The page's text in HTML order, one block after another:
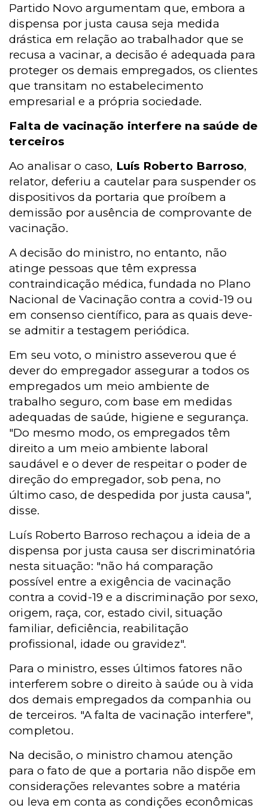
Partido Novo argumentam que, embora a
dispensa por justa causa seja medida
drástica em relação ao trabalhador que se
recusa a vacinar, a decisão é adequada para
proteger os demais empregados, os clientes
que transitam no estabelecimento
empresarial e a própria sociedade.
Falta de vacinação interfere na saúde de
terceiros
Ao analisar o caso, Luís Roberto Barroso,
relator, deferiu a cautelar para suspender os
dispositivos da portaria que proíbem a
demissão por ausência de comprovante de
vacinação.
A decisão do ministro, no entanto, não
atinge pessoas que têm expressa
contraindicação médica, fundada no Plano
Nacional de Vacinação contra a covid-19 ou
em consenso científico, para as quais deve-
se admitir a testagem periódica.
Em seu voto, o ministro asseverou que é
dever do empregador assegurar a todos os
empregados um meio ambiente de
trabalho seguro, com base em medidas
adequadas de saúde, higiene e segurança.
"Do mesmo modo, os empregados têm
direito a um meio ambiente laboral
saudável e o dever de respeitar o poder de
direção do empregador, sob pena, no
último caso, de despedida por justa causa",
disse.
Luís Roberto Barroso rechaçou a ideia de a
dispensa por justa causa ser discriminatória
nesta situação: "não há comparação
possível entre a exigência de vacinação
contra a covid-19 e a discriminação por sexo,
origem, raça, cor, estado civil, situação
familiar, deficiência, reabilitação
profissional, idade ou gravidez".
Para o ministro, esses últimos fatores não
interferem sobre o direito à saúde ou à vida
dos demais empregados da companhia ou
de terceiros. "A falta de vacinação interfere",
completou.
Na decisão, o ministro chamou atenção
para o fato de que a portaria não dispõe em
considerações relevantes sobre a matéria
ou leva em conta as condições econômicas